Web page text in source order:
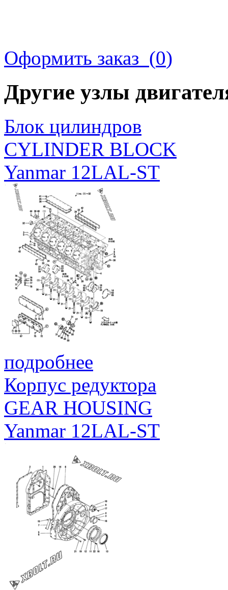
Оформить заказ (0)
Другие узлы
Блок цилиндров
CYLINDER BLOCK
Yanmar 12LAL-ST
подробнее
Корпус редуктора
GEAR HOUSING
Yanmar 12LAL-ST